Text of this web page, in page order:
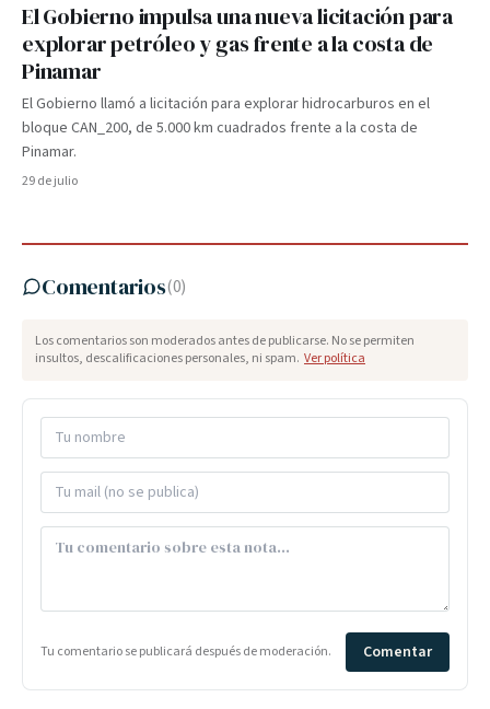
El Gobierno impulsa una nueva licitación para
explorar petróleo y gas frente a la costa de
Pinamar
El Gobierno llamó a licitación para explorar hidrocarburos en el
bloque CAN_200, de 5.000 km cuadrados frente a la costa de
Pinamar.
29 de julio
Comentarios(0)
Los comentarios son moderados antes de publicarse. No se permiten
insultos, descalificaciones personales, ni spam. Ver política
Tu comentario se publicará después de moderación. Comentar